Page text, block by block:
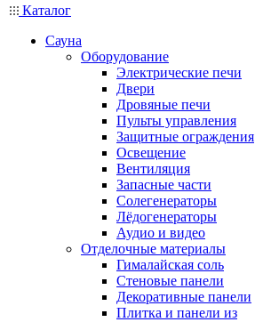
Каталог
Сауна
Оборудование
Электрические печи
Двери
Дровяные печи
Пульты управления
Защитные ограждения
Освещение
Вентиляция
Запасные части
Солегенераторы
Лёдогенераторы
Аудио и видео
Отделочные материалы
Гималайская соль
Стеновые панели
Декоративные панели
Плитка и панели из